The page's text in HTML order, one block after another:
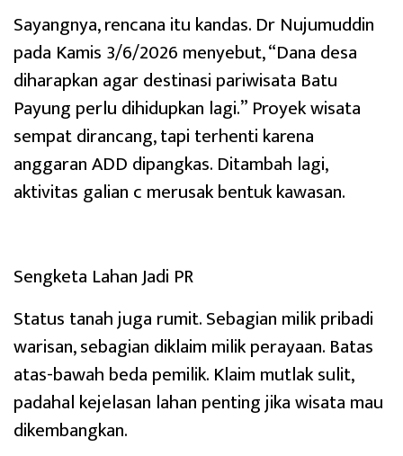
Sayangnya, rencana itu kandas. Dr Nujumuddin
pada Kamis 3/6/2026 menyebut, “Dana desa
diharapkan agar destinasi pariwisata Batu
Payung perlu dihidupkan lagi.” Proyek wisata
sempat dirancang, tapi terhenti karena
anggaran ADD dipangkas. Ditambah lagi,
aktivitas galian c merusak bentuk kawasan.
Sengketa Lahan Jadi PR
Status tanah juga rumit. Sebagian milik pribadi
warisan, sebagian diklaim milik perayaan. Batas
atas-bawah beda pemilik. Klaim mutlak sulit,
padahal kejelasan lahan penting jika wisata mau
dikembangkan.